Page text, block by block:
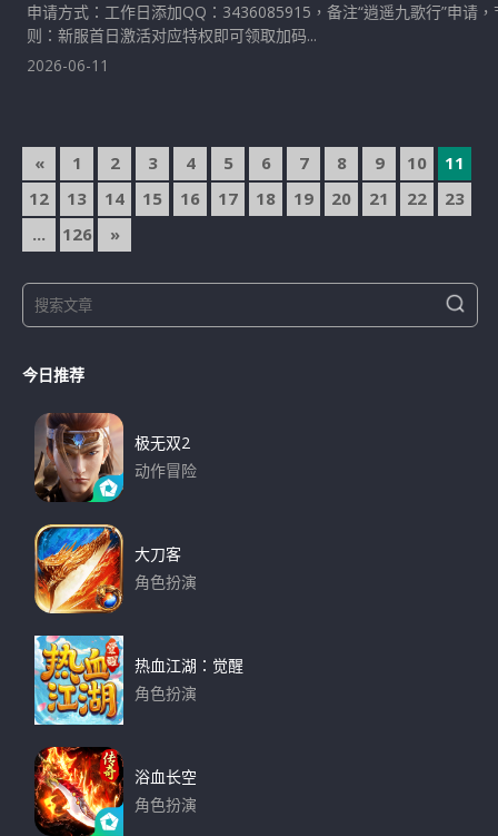
申请方式：工作日添加QQ：3436085915，备注“逍遥九歌行”申请
则：新服首日激活对应特权即可领取加码...
2026-06-11
文
章
導
« 1 2 3 4 5 6 7 8 9 10
11
12
13 14 15 16 17 18 19 20 21 22
23
...
126 »
e
r
S
e
今日推荐
极无双2
动作冒险
大刀客
角色扮演
热血江湖：觉醒
角色扮演
浴血长空
角色扮演